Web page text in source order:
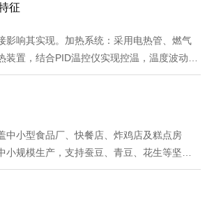
、炸莲藕等需求，使用简便。...
征
影响其实现。加热系统：采用电热管、燃气
装置，结合PID温控仪实现控温，温度波动范
保油炸一致性。输送系统：双网带无级变速
中小型食品厂、快餐店、炸鸡店及糕点房
小规模生产，支持蚕豆、青豆、花生等坚果
食品加工；半自动系列增加自动入料、搅拌